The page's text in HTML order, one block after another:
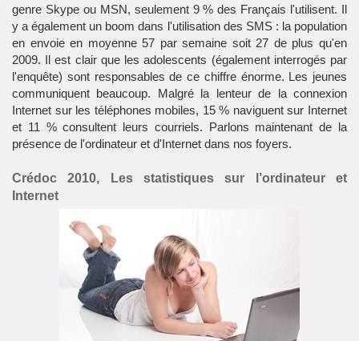
genre Skype ou MSN, seulement 9 % des Français l'utilisent. Il
y a également un boom dans l'utilisation des SMS : la population
en envoie en moyenne 57 par semaine soit 27 de plus qu'en
2009. Il est clair que les adolescents (également interrogés par
l'enquête) sont responsables de ce chiffre énorme. Les jeunes
communiquent beaucoup. Malgré la lenteur de la connexion
Internet sur les téléphones mobiles, 15 % naviguent sur Internet
et 11 % consultent leurs courriels. Parlons maintenant de la
présence de l'ordinateur et d'Internet dans nos foyers.
Crédoc 2010, Les statistiques sur l’ordinateur et
Internet